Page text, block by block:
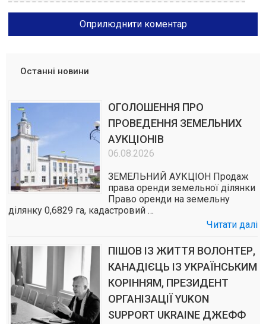
Останні новини
ОГОЛОШЕННЯ ПРО
ПРОВЕДЕННЯ ЗЕМЕЛЬНИХ
АУКЦІОНІВ
06.08.2026
ЗЕМЕЛЬНИЙ АУКЦІОН Продаж
права оренди земельної ділянки
Право оренди на земельну
ділянку 0,6829 га, кадастровий …
Читати далі
ПІШОВ ІЗ ЖИТТЯ ВОЛОНТЕР,
КАНАДІЄЦЬ ІЗ УКРАЇНСЬКИМ
КОРІННЯМ, ПРЕЗИДЕНТ
ОРГАНІЗАЦІЇ YUKON
SUPPORT UKRAINE ДЖЕФФ